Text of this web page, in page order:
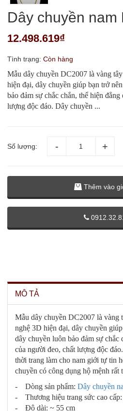
Dây chuyền nam
12.498.619₫
Tình trạng: Còn hàng
Mẫu dây chuyền DC2007 là vàng
hiện đại, dây chuyền giúp bạn trở
bảo đảm sự chắc chắn, thể hiện
lượng độc đáo. Dây chuyền ...
Số lượng:
Thêm vào
MÔ TẢ
Mẫu dây chuyền DC2007 là vàng
nghệ 3D hiện đại, dây chuyền
dây chuyền luôn bảo đảm sự chắc
của người đeo, chất lượng độc
thời trang làm cho nam giới tự tin
chuyền có công dụng hộ mệnh rất
- Dòng sản phẩm: Dây chuyền
- Thương hiệu trang sức cao cấp:
- Độ dài: ~ 55 cm